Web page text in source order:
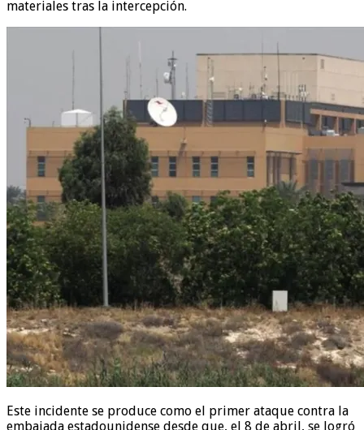
materiales tras la intercepción.
Este incidente se produce como el primer ataque contra la
embajada estadounidense desde que, el 8 de abril, se logró